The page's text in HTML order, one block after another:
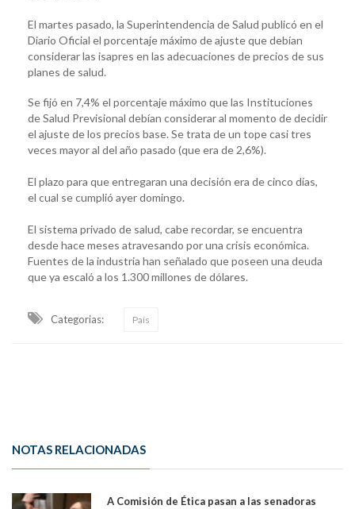
El martes pasado, la Superintendencia de Salud publicó en el
Diario Oficial el porcentaje máximo de ajuste que debían
considerar las isapres en las adecuaciones de precios de sus
planes de salud.
Se fijó en 7,4% el porcentaje máximo que las Instituciones
de Salud Previsional debían considerar al momento de decidir
el ajuste de los precios base. Se trata de un tope casi tres
veces mayor al del año pasado (que era de 2,6%).
El plazo para que entregaran una decisión era de cinco días,
el cual se cumplió ayer domingo.
El sistema privado de salud, cabe recordar, se encuentra
desde hace meses atravesando por una crisis económica.
Fuentes de la industria han señalado que poseen una deuda
que ya escaló a los 1.300 millones de dólares.
Categorias: País
NOTAS RELACIONADAS
A Comisión de Ética pasan a las senadoras